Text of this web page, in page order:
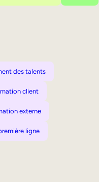
des talents
client
externe
ligne